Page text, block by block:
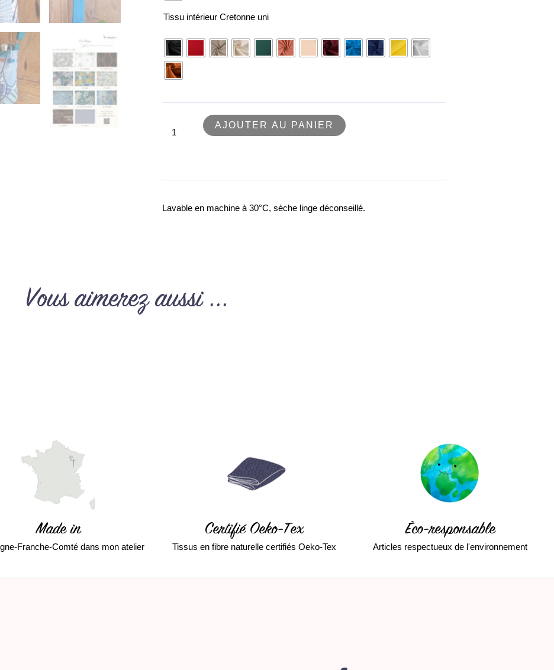
Tissu intérieur Cretonne uni
sangle
réglable
AJOUTER AU PANIER
Lavable en machine à 30°C, sèche linge déconseillé.
Vous aimerez aussi ...
Made in
Franche-Comté dans mon atelier
Certifié Oeko-Tex
Tissus en fibre naturelle certifiés Oeko-Tex
Éco-responsable
Articles respectueux de l'environnement